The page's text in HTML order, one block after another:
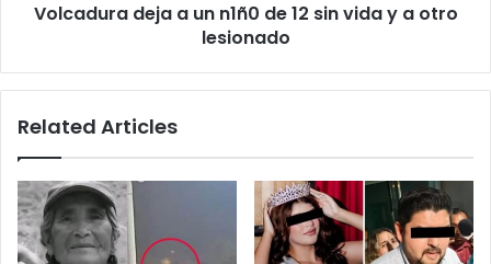
Volcadura deja a un n1ñ0 de 12 sin vida y a otro
lesionado
Related Articles